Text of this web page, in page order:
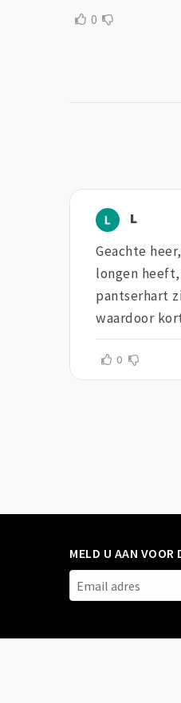
0
L
Geachte
longen
pantserhart
waardoor
0
MELD U AAN VOOR